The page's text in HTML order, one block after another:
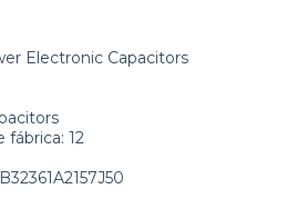
Electronic Capacitors
fábrica: 12
B32361A2157J50